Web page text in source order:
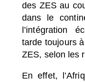
des ZES au
dans le
l’intégration
tarde toujours
ZES, selon les
En effet,